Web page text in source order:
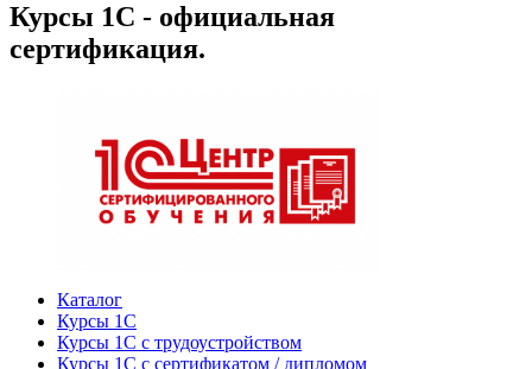
Курсы 1С - официальная
сертификация.
Каталог
Курсы 1С
Курсы 1С с трудоустройством
Курсы 1С с сертификатом / дипломом